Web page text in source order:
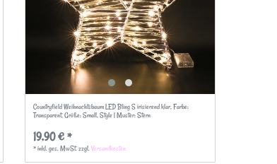
Countryfield Weihnachtsbaum LED Bling S irisierend klar, Farbe:
Transparent, Größe: Small, Style | Muster: Stern
19,90 € *
*inkl. ges. MwSt.zzgl.Versandkosten